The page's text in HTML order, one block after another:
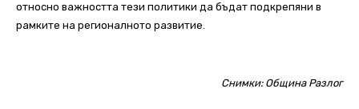
относно важността тези политики да бъдат подкрепяни в
рамките на регионалното развитие.
Снимки: Община Разлог